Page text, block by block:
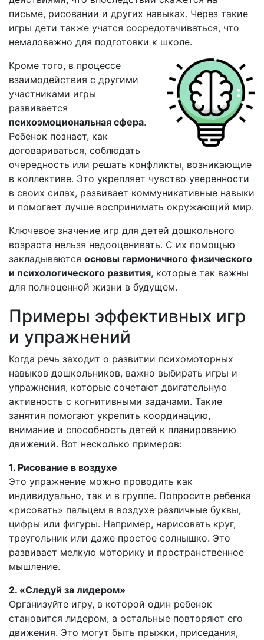
письме, рисовании и других навыках. Через такие
игры дети также учатся сосредотачиваться, что
немаловажно для подготовки к школе.
Кроме того, в процессе
взаимодействия с другими
участниками игры
развивается
психоэмоциональная сфера.
Ребенок познает, как
договариваться, соблюдать
очередность или решать конфликты, возникающие
в коллективе. Это укрепляет чувство уверенности
в своих силах, развивает коммуникативные навыки
и помогает лучше воспринимать окружающий мир.
Ключевое значение игр для детей дошкольного
возраста нельзя недооценивать. С их помощью
закладываются основы гармоничного физического
и психологического развития, которые так важны
для полноценной жизни в будущем.
Примеры эффективных игр
и упражнений
Когда речь заходит о развитии психомоторных
навыков дошкольников, важно выбирать игры и
упражнения, которые сочетают двигательную
активность с когнитивными задачами. Такие
занятия помогают укрепить координацию,
внимание и способность детей к планированию
движений. Вот несколько примеров:
1. Рисование в воздухе
Это упражнение можно проводить как
индивидуально, так и в группе. Попросите ребенка
«рисовать» пальцем в воздухе различные буквы,
цифры или фигуры. Например, нарисовать круг,
треугольник или даже простое солнышко. Это
развивает мелкую моторику и пространственное
мышление.
2. «Следуй за лидером»
Организуйте игру, в которой один ребенок
становится лидером, а остальные повторяют его
движения. Это могут быть прыжки, приседания,